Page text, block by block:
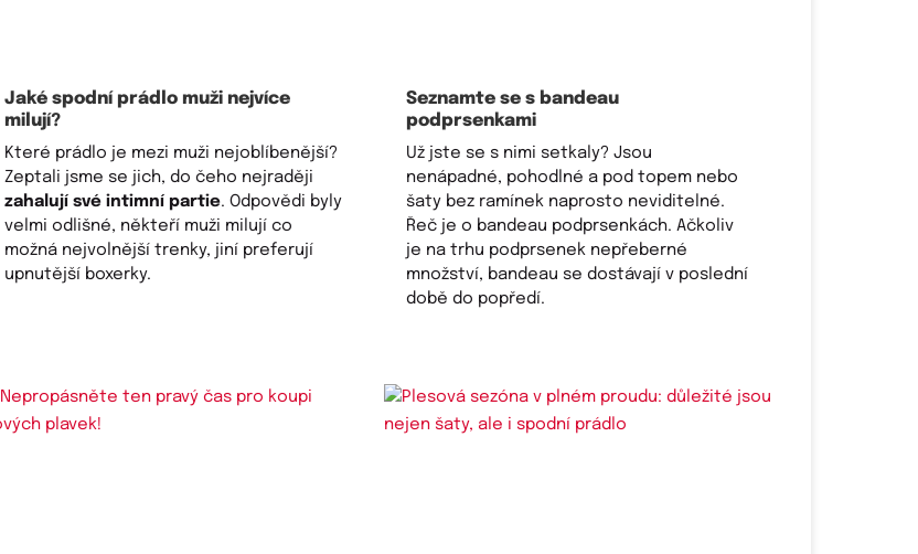
Jaké spodní prádlo muži nejvíce
milují?
Které prádlo je mezi muži nejoblíbenější?
Zeptali jsme se jich, do čeho nejraději
zahalují své intimní partie. Odpovědi byly
velmi odlišné, někteří muži milují co
možná nejvolnější trenky, jiní preferují
upnutější boxerky.
Seznamte se s bandeau
podprsenkami
Už jste se s nimi setkaly? Jsou
nenápadné, pohodlné a pod topem nebo
šaty bez ramínek naprosto neviditelné.
Řeč je o bandeau podprsenkách. Ačkoliv
je na trhu podprsenek nepřeberné
množství, bandeau se dostávají v poslední
době do popředí.